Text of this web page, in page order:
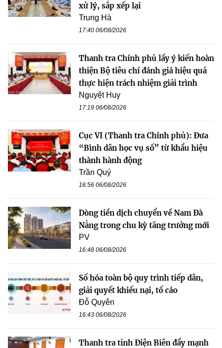
xử lý, sắp xếp lại
Trung Hà
17:40 06/08/2026
Thanh tra Chính phủ lấy ý kiến hoàn
thiện Bộ tiêu chí đánh giá hiệu quả
thực hiện trách nhiệm giải trình
Nguyệt Huy
17:19 06/08/2026
Cục VI (Thanh tra Chính phủ): Đưa
“Bình dân học vụ số” từ khẩu hiệu
thành hành động
Trần Quý
16:56 06/08/2026
Dòng tiền dịch chuyển về Nam Đà
Nẵng trong chu kỳ tăng trưởng mới
PV
16:48 06/08/2026
Số hóa toàn bộ quy trình tiếp dân,
giải quyết khiếu nại, tố cáo
Đỗ Quyên
16:43 06/08/2026
Thanh tra tỉnh Điện Biên đẩy mạnh